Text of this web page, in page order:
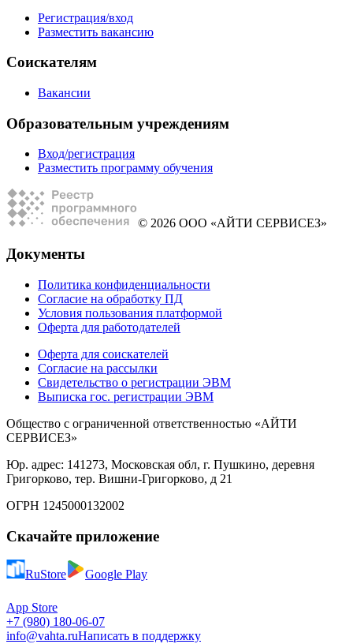
Регистрация/вход
Разместить вакансию
Соискателям
Вакансии
Образовательным учреждениям
Вход/регистрация
Разместить программу обучения
© 2026 ООО «АЙТИ СЕРВИСЕЗ»
Документы
Политика конфиденциальности
Согласие на обработку ПД
Условия пользования платформой
Оферта для работодателей
Оферта для соискателей
Согласие на рассылки
Свидетельство о регистрации ЭВМ
Выписка гос. регистрации ЭВМ
Общество с ограниченной ответственностью «АЙТИ
СЕРВИСЕЗ»
Юр. адрес: 141273, Московская обл, г. Пушкино, деревня
Григорково, тер. Вишни-Григорково, д 21
ОГРН 1245000132002
Скачайте приложение
RuStore Google Play
App Store
+7 (980) 180-06-07
info@vahta.ruНаписать в поддержку